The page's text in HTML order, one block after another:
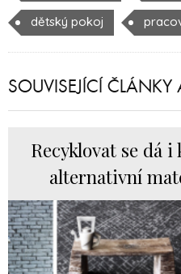
dětský pokoj
SOUVISEJÍCÍ ČLÁNKY
Recyklovat se dá
alternativní